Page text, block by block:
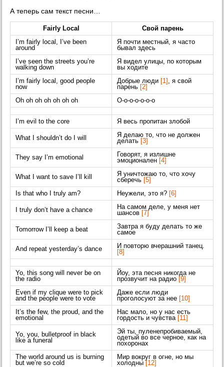
А теперь сам текст песни…
Fairly Local
Свой парень
I’m fairly local, I’ve been
around
Я почти местный, я часто
бывал здесь
I’ve seen the streets you’re
walking down
Я видел улицы, по которым
вы ходите
I’m fairly local, good people
now
Добрые люди [1] , я свой
парень [2]
Oh oh oh oh oh oh oh
О-о-о-о-о-о-о
I’m evil to the core Я весь пропитан злобой
What I shouldn’t do I will
Я делаю то, что не должен
делать [3]
They say I’m emotional
Говорят, я излишне
эмоционален [4]
What I want to save I’ll kill
Я уничтожаю то, что хочу
сберечь [5]
Is that who I truly am?
Неужели, это я? [6]
I truly don’t have a chance
На самом деле, у меня нет
шансов [7]
Tomorrow I’ll keep a beat
Завтра я буду делать то же
самое
And repeat yesterday’s dance
И повторю вчерашний танец.
[8]
Yo, this song will never be on
the radio
Йоу, эта песня никогда не
прозвучит на радио [9]
Even if my clique were to pick
and the people were to vote
Даже если люди
проголосуют за нее [10]
It’s the few, the proud, and the
emotional
Нас мало, но у нас есть
гордость и чувства [11]
Yo, you, bulletproof in black
like a funeral
Эй ты, пуленепробиваемый,
одетый во все черное, как на
похоронах
The world around us is burning
but we’re so cold
Мир вокруг в огне, но мы
холодны[12]